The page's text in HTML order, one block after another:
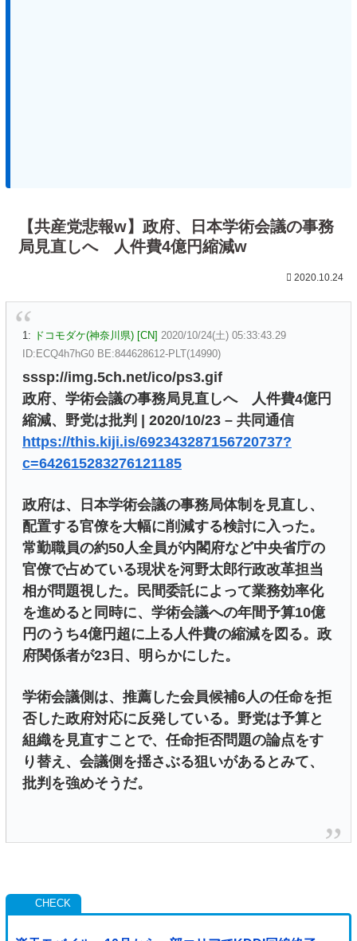
【共産党悲報w】政府、日本学術会議の事務
局見直しへ 人件費4億円縮減w
2020.10.24
1: ドコモダケ(神奈川県) [CN] 2020/10/24(土) 05:33:43.29
ID:ECQ4h7hG0 BE:844628612-PLT(14990)
sssp://img.5ch.net/ico/ps3.gif
政府、学術会議の事務局見直しへ 人件費4億円
縮減、野党は批判 | 2020/10/23 – 共同通信
https://this.kiji.is/692343287156720737?
c=642615283276121185
政府は、日本学術会議の事務局体制を見直し、
配置する官僚を大幅に削減する検討に入った。
常勤職員の約50人全員が内閣府など中央省庁の
官僚で占めている現状を河野太郎行政改革担当
相が問題視した。民間委託によって業務効率化
を進めると同時に、学術会議への年間予算10億
円のうち4億円超に上る人件費の縮減を図る。政
府関係者が23日、明らかにした。
学術会議側は、推薦した会員候補6人の任命を拒
否した政府対応に反発している。野党は予算と
組織を見直すことで、任命拒否問題の論点をす
り替え、会議側を揺さぶる狙いがあるとみて、
批判を強めそうだ。